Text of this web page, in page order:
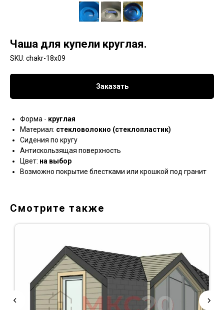
Чаша для купели круглая.
SKU: chakr-18x09
Заказать
Форма - круглая
Материал: стекловолокно (стеклопластик)
Сидения по кругу
Антискользящая поверхность
Цвет: на выбор
Возможно покрытие блестками или крошкой под гранит
Смотрите также